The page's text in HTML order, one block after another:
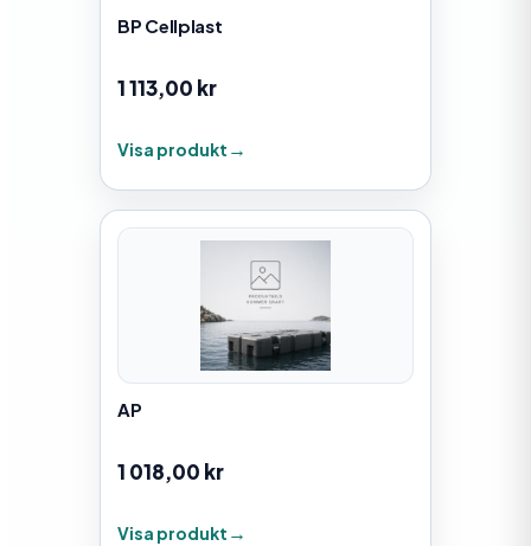
BP Cellplast
1 113,00 kr
Visa produkt
AP
1 018,00 kr
Visa produkt